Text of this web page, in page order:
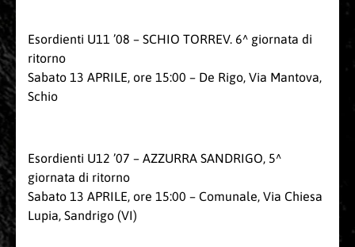
Esordienti U11 ’08 – SCHIO TORREV. 6^ giornata di
ritorno
Sabato 13 APRILE, ore 15:00 – De Rigo, Via Mantova,
Schio
Esordienti U12 ’07 – AZZURRA SANDRIGO, 5^
giornata di ritorno
Sabato 13 APRILE, ore 15:00 – Comunale, Via Chiesa
Lupia, Sandrigo (VI)